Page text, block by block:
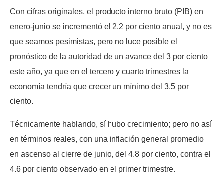
Con cifras originales, el producto interno bruto (PIB) en
enero-junio se incrementó el 2.2 por ciento anual, y no es
que seamos pesimistas, pero no luce posible el
pronóstico de la autoridad de un avance del 3 por ciento
este año, ya que en el tercero y cuarto trimestres la
economía tendría que crecer un mínimo del 3.5 por
ciento.
Técnicamente hablando, sí hubo crecimiento; pero no así
en términos reales, con una inflación general promedio
en ascenso al cierre de junio, del 4.8 por ciento, contra el
4.6 por ciento observado en el primer trimestre.